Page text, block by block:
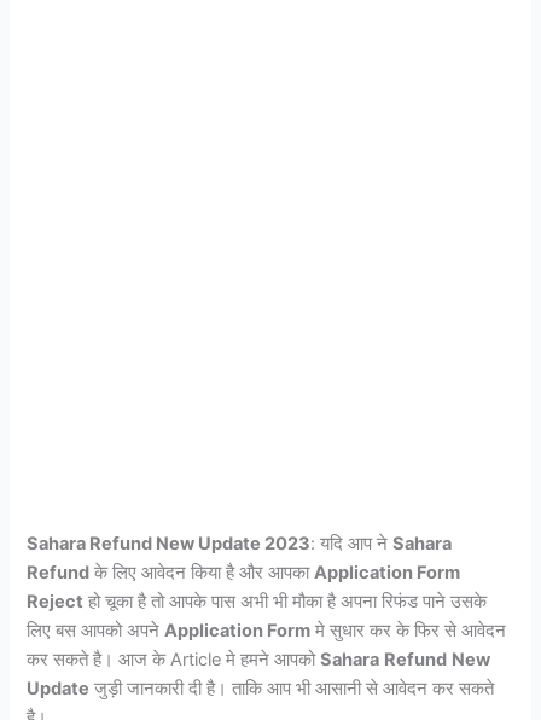
Sahara Refund New Update 2023: यदि आप नेSahara
Refund के लिए आवेदन किया है और आपकाApplication Form
Reject हो चूका है तो आपके पास अभी भी मौका है अपना रिफंड पाने उसके
लिए बस आपको अपनेApplication Form मे सुधार कर के फिर से आवेदन
कर सकते है। आज के Article मे हमने आपकोSahara Refund New
Update जुड़ी जानकारी दी है। ताकि आप भी आसानी से आवेदन कर सकते